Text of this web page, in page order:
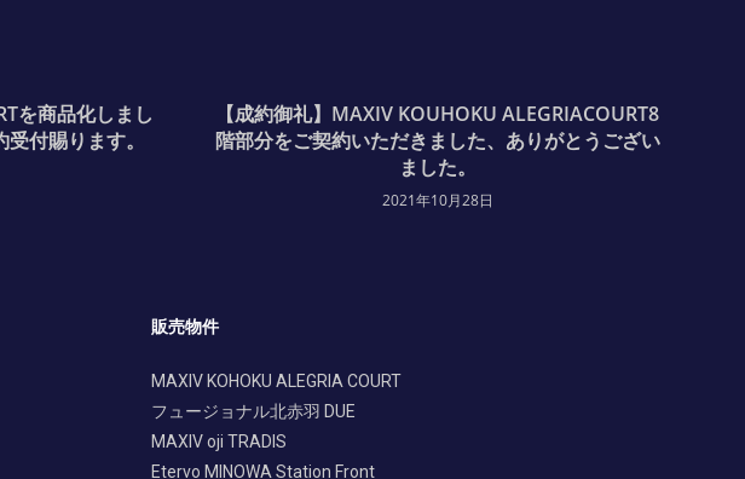
を商品化しまし
付賜ります。
【成約御礼】MAXIV KOUHOKU ALEGRIACOURT8
階部分をご契約いただきました、ありがとうござい
ました。
2021年10月28日
販売物件
MAXIV KOHOKU ALEGRIA COURT
フュージョナル北赤羽 DUE
MAXIV oji TRADIS
Etervo MINOWA Station Front